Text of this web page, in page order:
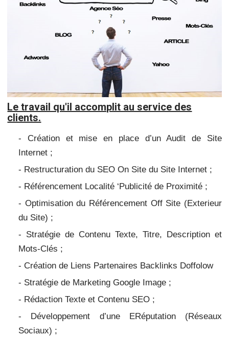
Le travail qu'il accomplit au service des
clients.
- Création et mise en place d’un Audit de Site
Internet ;
- Restructuration du SEO On Site du Site Internet ;
- Référencement Localité ‘Publicité de Proximité ;
- Optimisation du Référencement Off Site (Exterieur
du Site) ;
- Stratégie de Contenu Texte, Titre, Description et
Mots-Clés ;
- Création de Liens Partenaires Backlinks Doffolow
- Stratégie de Marketing Google Image ;
- Rédaction Texte et Contenu SEO ;
- Développement d’une ERéputation (Réseaux
Sociaux) ;